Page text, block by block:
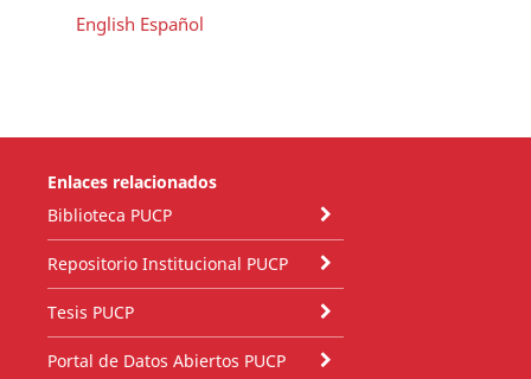
English Español
Enlaces relacionados
Biblioteca PUCP
Repositorio Institucional PUCP
Tesis PUCP
Portal de Datos Abiertos PUCP